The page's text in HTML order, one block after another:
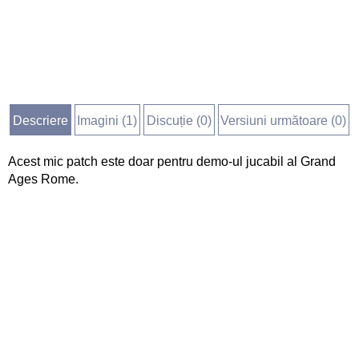
Descriere Imagini (1) Discuție (0) Versiuni următoare (0)
Acest mic patch este doar pentru demo-ul jucabil al Grand
Ages Rome.